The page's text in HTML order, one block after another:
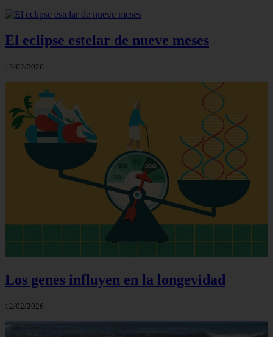
El eclipse estelar de nueve meses
12/02/2026
Los genes influyen en la longevidad
12/02/2026